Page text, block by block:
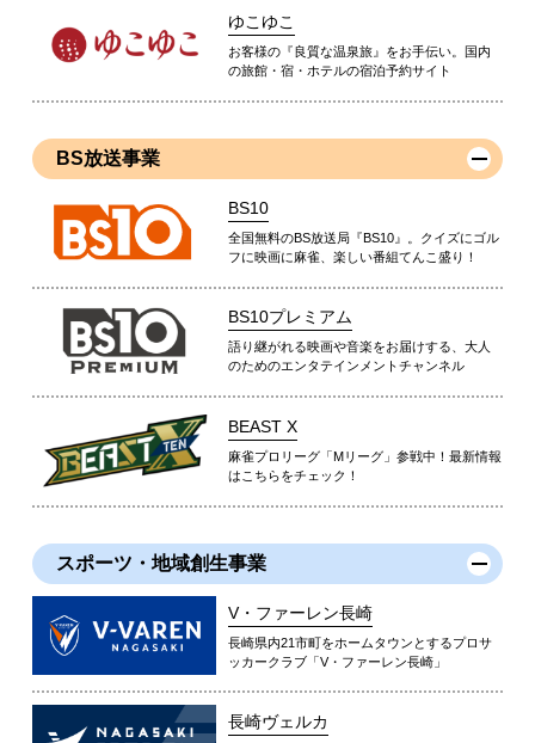
ゆこゆこ
お客様の『良質な温泉旅』をお手伝い。国内
の旅館・宿・ホテルの宿泊予約サイト
BS放送事業
BS10
全国無料のBS放送局『BS10』。クイズにゴル
フに映画に麻雀、楽しい番組てんこ盛り！
BS10プレミアム
語り継がれる映画や音楽をお届けする、大人
のためのエンタテインメントチャンネル
BEAST X
麻雀プロリーグ「Mリーグ」参戦中！最新情報
はこちらをチェック！
スポーツ・地域創生事業
V・ファーレン長崎
長崎県内21市町をホームタウンとするプロサ
ッカークラブ「V・ファーレン長崎」
長崎ヴェルカ